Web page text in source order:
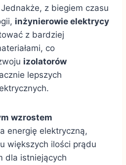
z biegiem czasu
inżynierowie elektrycy
z bardziej
co
izolatorów
lepszych
wzrostem
energię elektryczną,
większych ilości prądu
dla istniejących